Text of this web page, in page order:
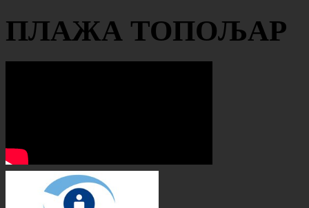
ПЛАЖА ТОПОЉАР